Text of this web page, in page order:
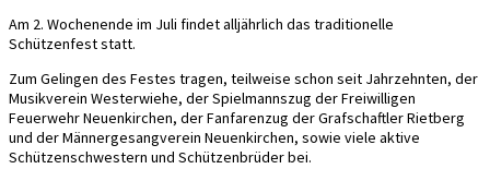
Am 2. Wochenende im Juli findet alljährlich das traditionelle
Schützenfest statt.
Zum Gelingen des Festes tragen, teilweise schon seit Jahrzehnten, der
Musikverein Westerwiehe, der Spielmannszug der Freiwilligen
Feuerwehr Neuenkirchen, der Fanfarenzug der Grafschaftler Rietberg
und der Männergesangverein Neuenkirchen, sowie viele aktive
Schützenschwestern und Schützenbrüder bei.